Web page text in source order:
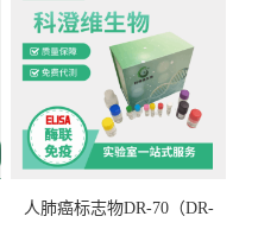
人肺癌标志物DR-70（DR-